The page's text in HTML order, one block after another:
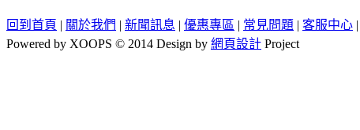
回到首頁 | 關於我們 | 新聞訊息 | 優惠專區 | 常見問題 | 客服中心 |
Powered by XOOPS © 2014 Design by 網頁設計 Project